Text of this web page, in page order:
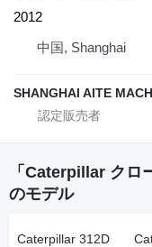
2012
中国, Shanghai
SHANGHAI AITE
「Caterpillar クロ
のモデル
Caterpillar 312D